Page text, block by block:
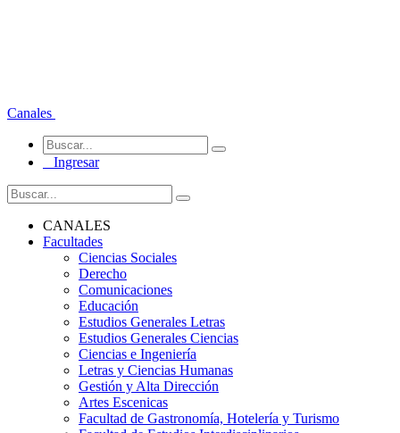
Canales
Ingresar
CANALES
Facultades
Ciencias Sociales
Derecho
Comunicaciones
Educación
Estudios Generales Letras
Estudios Generales Ciencias
Ciencias e Ingeniería
Letras y Ciencias Humanas
Gestión y Alta Dirección
Artes Escenicas
Facultad de Gastronomía, Hotelería y Turismo